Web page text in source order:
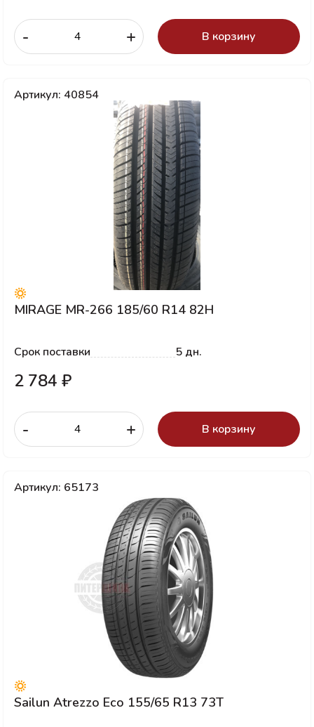
- + В корзину
Артикул: 40854
MIRAGE MR-266 185/60 R14 82H
Срок поставки 5 дн.
2 784 ₽
- + В корзину
Артикул: 65173
Sailun Atrezzo Eco 155/65 R13 73T